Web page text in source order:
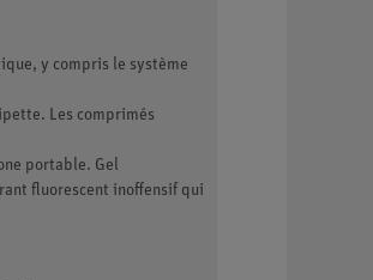
y compris le système
Les comprimés
portable. Gel
fluorescent inoffensif qui